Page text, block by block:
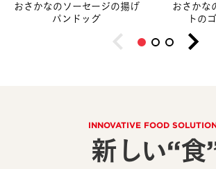
おさかなのソーセージの揚げ
パンドッグ
おさかな
トの
INNOVATIVE FOOD
新しい“食